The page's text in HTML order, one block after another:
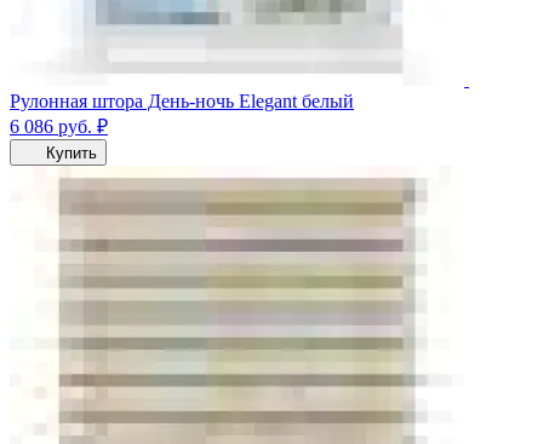
Рулонная штора День-ночь Elegant белый
6 086 руб. ₽
Купить